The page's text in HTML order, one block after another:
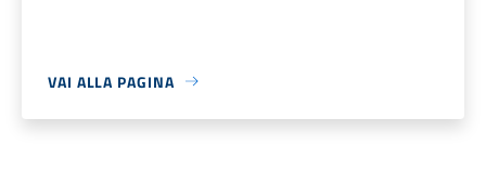
VAI ALLA PAGINA